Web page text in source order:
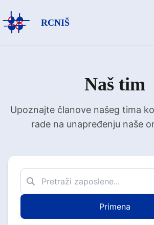
RCNIŠ
Naš tim
Upoznajte članove našeg tima
rade na unapređenju naše
Primena